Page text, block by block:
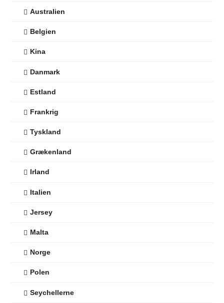
Australien
Belgien
Kina
Danmark
Estland
Frankrig
Tyskland
Grækenland
Irland
Italien
Jersey
Malta
Norge
Polen
Seychellerne